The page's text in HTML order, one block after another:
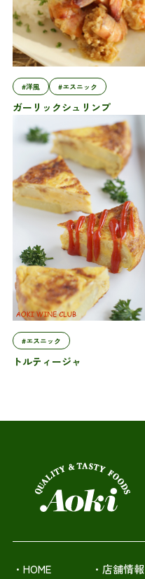
#洋風 #エスニック
ガーリックシュリンプ
#エスニック
トルティージャ
・HOME
・店舗情報